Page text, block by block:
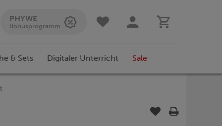
PHYWE
Bonusprogramm
& Sets Digitaler Unterricht Sale